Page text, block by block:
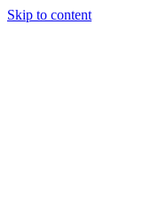
Skip to content